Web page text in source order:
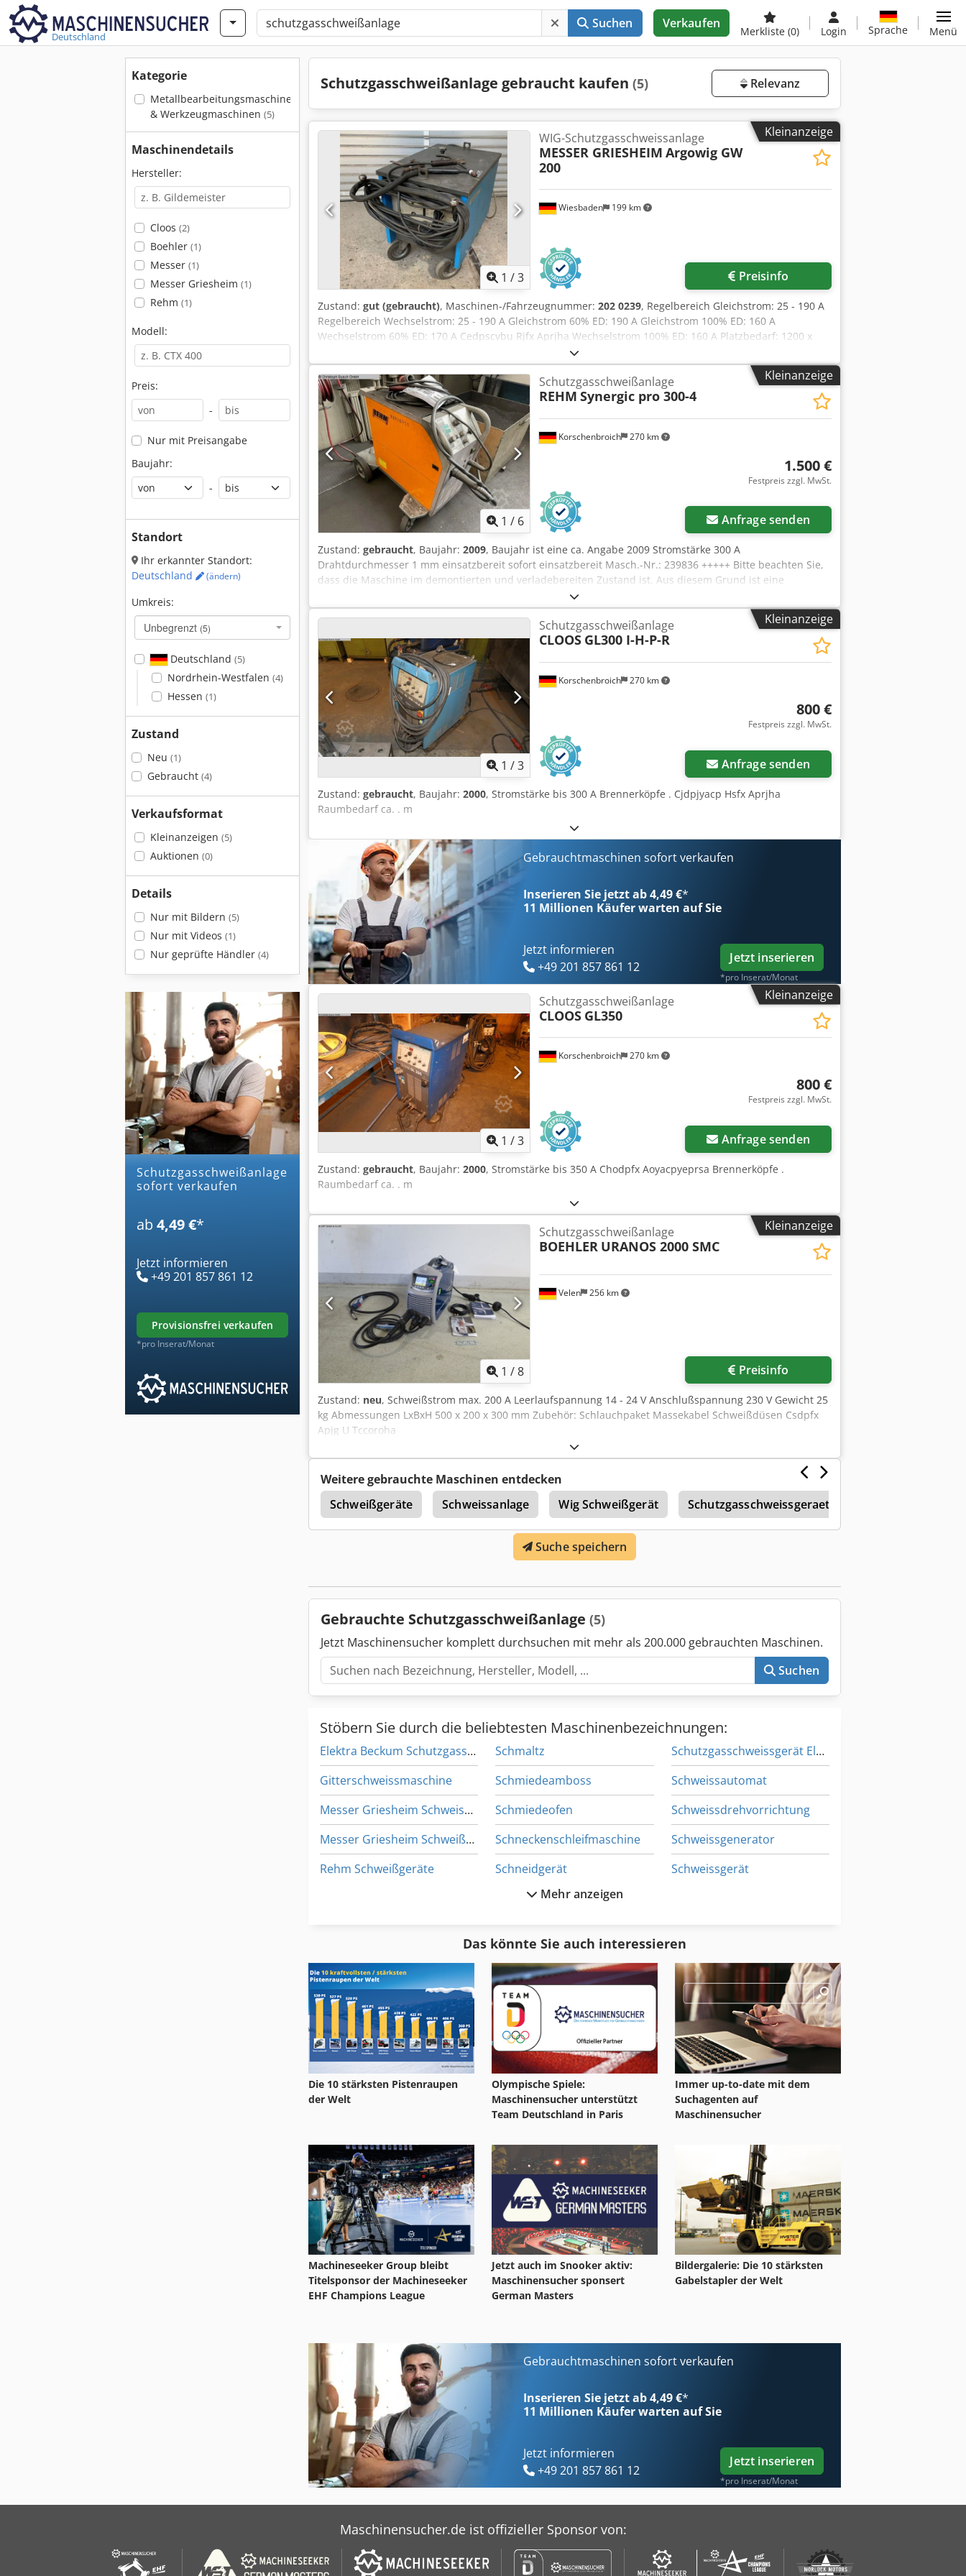
Deutschland
Suchen Verkaufen
Merkliste (0) Login Sprache Menü
Kategorie
Metallbearbeitungsmaschinen
& Werkzeugmaschinen (5)
Maschinendetails
Hersteller:
Cloos (2)
Boehler (1)
Messer (1)
Messer Griesheim (1)
Rehm (1)
Modell:
Preis:
-
Nur mit Preisangabe
Baujahr:
-
Standort
Ihr erkannter Standort:
Deutschland
(ändern)
Umkreis:
Unbegrenzt (5)
Deutschland (5)
Nordrhein-Westfalen (4)
Hessen (1)
Zustand
Neu (1)
Gebraucht (4)
Verkaufsformat
Kleinanzeigen (5)
Auktionen (0)
Details
Nur mit Bildern (5)
Nur mit Videos (1)
Nur geprüfte Händler (4)
schutzgasschweißanlage
sofort verkaufen
ab 4,49 €*
Jetzt informieren
+49 201 857 861 12
provisionsfrei verkaufen
*pro Inserat/Monat
Schutzgasschweißanlage gebraucht kaufen (5) Relevanz
Kleinanzeige
1 /3
Wiesbaden 199 km
WIG-Schutzgasschweissanlage
MESSER GRIESHEIM Argowig GW
200
Preisinfo
Zustand: gut (gebraucht), Maschinen-/Fahrzeugnummer: 202 0239, Regelbereich Gleichstrom: 25 - 190 A
Regelbereich Wechselstrom: 25 - 190 A Gleichstrom 60% ED: 190 A Gleichstrom 100% ED: 160 A
Wechselstrom 60% ED: 170 A Cedpscvbu Rjfx Aprjha Wechselstrom 100% ED: 160 A Platzbedarf: 1200 x
Kleinanzeige
1 / 6
Korschenbroich 270 km
Schutzgasschweißanlage
REHM Synergic pro 300-4
1.500 €
Festpreis zzgl. MwSt.
Anfrage senden
Zustand: gebraucht, Baujahr: 2009, Baujahr ist eine ca. Angabe 2009 Stromstärke 300 A
Drahtdurchmesser 1 mm einsatzbereit sofort einsatzbereit Masch.-Nr.: 239836 +++++ Bitte beachten Sie,
dass die Maschine im demontierten und verladebereiten Zustand ist. Aus diesem Grund ist eine
Vorführung unter Strom oder die Fertigung eines Videos nicht möglich. Darüber hinaus enthält unsere
Anzeige die aussagefähigsten Fotos von Chsdjx U A Ruspfx Aprsa bestmöglicher Qualität. Die Zusendung
Kleinanzeige
1 /3
Korschenbroich 270 km
Schutzgasschweißanlage
CLOOS GL300 I-H-P-R
800 €
Festpreis zzgl. MwSt.
Anfrage senden
Zustand: gebraucht, Baujahr: 2000, Stromstärke bis 300 A Brennerköpfe . Cjdpjyacp Hsfx Aprjha
Raumbedarf ca. . m
Gebrauchtmaschinen sofort verkaufen
Inserieren Sie jetzt ab 4,49 €*
11 Millionen Käufer warten auf Sie
Jetzt informieren
+49 201 857 861 12
Jetzt inserieren
*pro Inserat/Monat
Kleinanzeige
1 /3
Korschenbroich 270 km
Schutzgasschweißanlage
CLOOS GL350
800 €
Festpreis zzgl. MwSt.
Anfrage senden
Zustand: gebraucht, Baujahr: 2000, Stromstärke bis 350 A Chodpfx Aoyacpyeprsa Brennerköpfe .
Raumbedarf ca. . m
Kleinanzeige
1 /8
Velen 256 km
Schutzgasschweißanlage
BOEHLER URANOS 2000 SMC
Preisinfo
Zustand: neu, Schweißstrom max. 200 A Leerlaufspannung 14 - 24 V Anschlußspannung 230 V Gewicht 25
kg Abmessungen LxBxH 500 x 200 x 300 mm Zubehör: Schlauchpaket Massekabel Schweißdüsen Csdpfx
Apjg U Tccoroha
Weitere gebrauchte Maschinen entdecken
Schweißgeräte
Schweissanlage Wig Schweißgerät Schutzgasschweissgeraet
Suche speichern
Gebrauchte Schutzgasschweißanlage (5)
Jetzt Maschinensucher komplett durchsuchen mit mehr als 200.000 gebrauchten Maschinen.
Suchen
Stöbern Sie durch die beliebtesten Maschinenbezeichnungen:
Elektra Beckum Schutzgasschweissgerät
Gitterschweissmaschine
Messer Griesheim Schweissgeraet
Messer Griesheim Schweißgeräte
Rehm Schweißgeräte
Schleppschleifanlage
Schmaltz
Schmiedeamboss
Schmiedeofen
Schneckenschleifmaschine
Schneidgerät
Schneidlaser
Schutzgasofen
Schutzgasschweissgerät Elektra Beckum
Schweissautomat
Schweissdrehvorrichtung
Schweissgenerator
Schweissgerät
Mehr anzeigen
Das könnte Sie auch interessieren
Die 10 stärksten Pistenraupen
der Welt
Olympische Spiele:
Maschinensucher unterstützt
Team Deutschland in Paris
Immer up-to-date mit dem
Suchagenten auf
Maschinensucher
Machineseeker Group bleibt
Titelsponsor der Machineseeker
EHF Champions League
Jetzt auch im Snooker aktiv:
Maschinensucher sponsert
German Masters
Bildergalerie: Die 10 stärksten
Gabelstapler der Welt
Gebrauchtmaschinen sofort verkaufen
Inserieren Sie jetzt ab 4,49 €*
11 Millionen Käufer warten auf Sie
Jetzt informieren
+49 201 857 861 12
Jetzt inserieren
*pro Inserat/Monat
Maschinensucher.de ist offizieller Sponsor von: